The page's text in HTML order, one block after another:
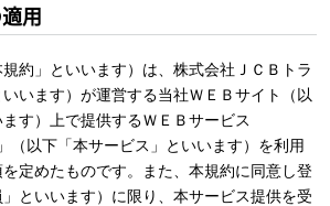
用
約」といいます）は、株式会社ＪＣＢトラ
います）が運営する当社ＷＥＢサイト（以
す）上で提供するＷＥＢサービス
（以下「本サービス」といいます）を利用
定めたものです。また、本規約に同意し登
といいます）に限り、本サービス提供を受